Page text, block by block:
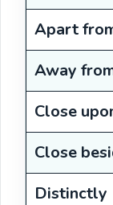
Apart
Away
Close
Close
Distinctly